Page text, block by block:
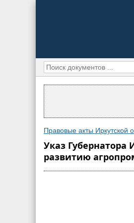
Правовые акты Иркутской
Указ Губернатора
развитию